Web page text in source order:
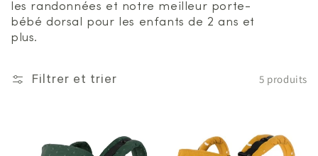
les randonnées et notre meilleur porte-
bébé dorsal pour les enfants de 2 ans et
plus.
Filtrer et trier 5 produits